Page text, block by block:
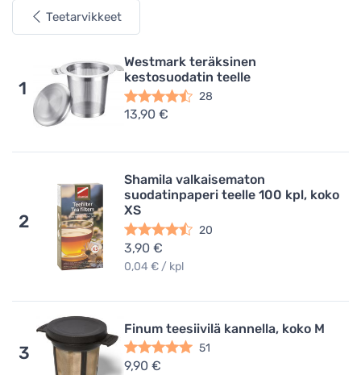
Teetarvikkeet
1
Westmark teräksinen
kestosuodatin teelle
28
13,90 €
2
Shamila valkaisematon
suodatinpaperi teelle 100 kpl, koko
XS
20
3,90 €
0,04 € / kpl
3
Finum teesiivilä kannella, koko M
51
9,90 €